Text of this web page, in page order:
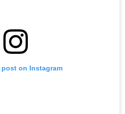
on Instagram